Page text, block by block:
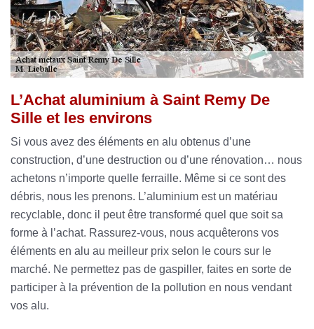
L’Achat aluminium à Saint Remy De
Sille et les environs
Si vous avez des éléments en alu obtenus d’une
construction, d’une destruction ou d’une rénovation… nous
achetons n’importe quelle ferraille. Même si ce sont des
débris, nous les prenons. L’aluminium est un matériau
recyclable, donc il peut être transformé quel que soit sa
forme à l’achat. Rassurez-vous, nous acquêterons vos
éléments en alu au meilleur prix selon le cours sur le
marché. Ne permettez pas de gaspiller, faites en sorte de
participer à la prévention de la pollution en nous vendant
vos alu.